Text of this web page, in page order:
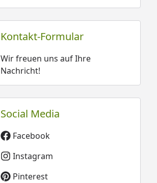
Kontakt-Formular
Wir freuen uns auf Ihre
Nachricht!
Social Media
Facebook
Instagram
Pinterest